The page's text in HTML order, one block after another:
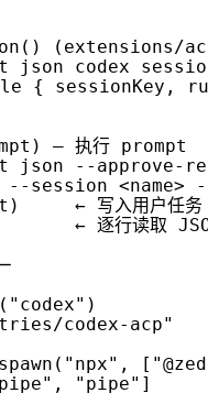
() ( extensions/
json codex
{ sessionKey ,
) — 执行 prompt
json -- approve-
-- session <name>
) ← 写入用户任务
← 逐行读取
( "codex" )
codex-acp"
spawn ( "npx" , [
, "pipe" ]